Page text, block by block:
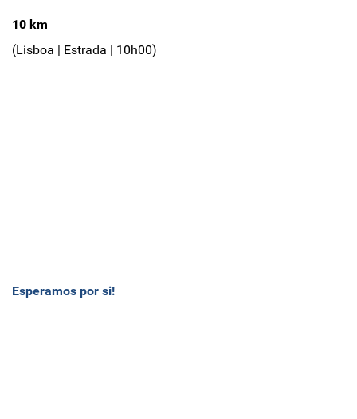
10 km
(Lisboa | Estrada | 10h00)
Esperamos por si!